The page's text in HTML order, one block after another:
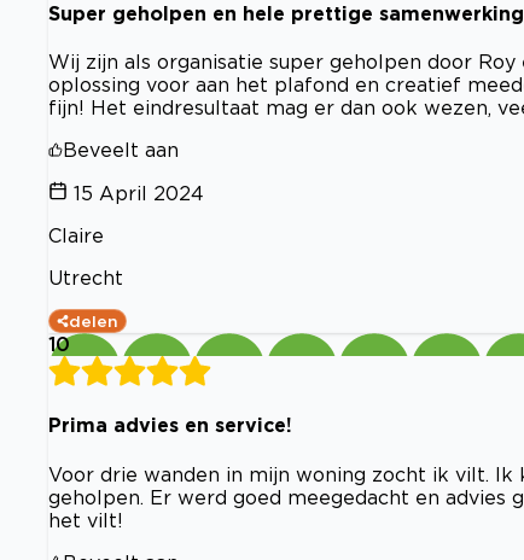
Super geholpen en hele prettige samenwerking
Wij zijn als organisatie super geholpen door
oplossing voor aan het plafond en creatief
fijn! Het eindresultaat mag er dan ook wezen,
Beveelt aan
15 April 2024
Claire
Utrecht
delen
10
Prima advies en service!
Voor drie wanden in mijn woning zocht ik vilt.
geholpen. Er werd goed meegedacht en
het vilt!